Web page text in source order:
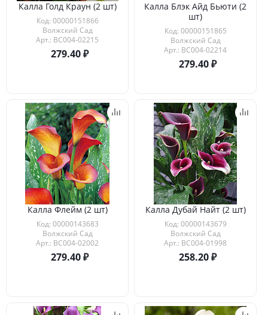
Калла Голд Краун (2 шт)
Код: 00000151866
Волжский Сад
Арт.: ВС004-02215
279.40
Калла Блэк Айд Бьюти (2
шт)
Код: 00000151865
Волжский Сад
Арт.: ВС004-02214
279.40
Калла Флейм (2 шт)
Код: 00000143683
Волжский Сад
Арт.: ВС004-02002
279.40
Калла Дубай Найт (2 шт)
Код: 00000143679
Волжский Сад
Арт.: ВС004-01998
258.20